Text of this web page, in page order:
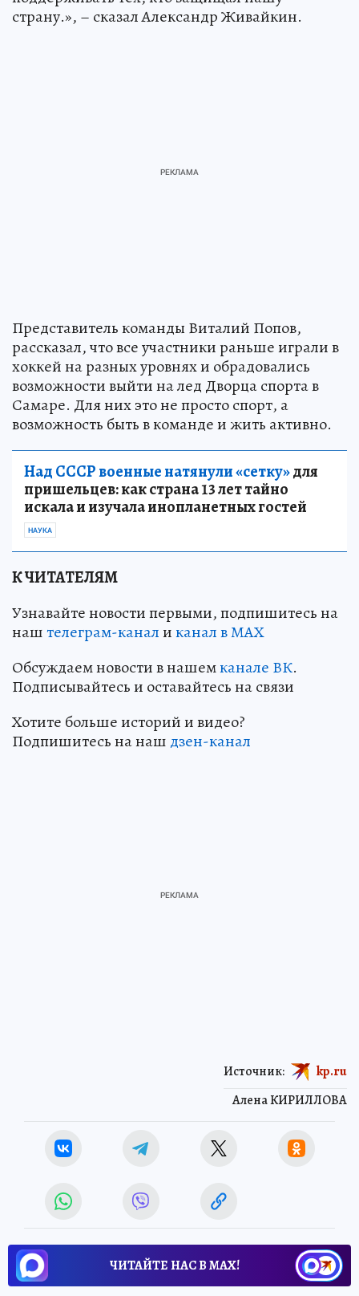
страну.», – сказал Александр Живайкин.
Представитель команды Виталий Попов,
рассказал, что все участники раньше играли в
хоккей на разных уровнях и обрадовались
возможности выйти на лед Дворца спорта в
Самаре. Для них это не просто спорт, а
возможность быть в команде и жить активно.
Над СССР военные натянули «сетку»для
пришельцев: как страна 13 лет тайно
искала и изучала инопланетных гостей
НАУКА
К ЧИТАТЕЛЯМ
Узнавайте новости первыми, подпишитесь на
наштелеграм-каналиканал в МАХ
Обсуждаем новости в нашемканале ВК.
Подписывайтесь и оставайтесь на связи
Хотите больше историй и видео?
Подпишитесь на наш дзен-канал
Алена КИРИЛЛОВА
Источник: kp.ru
ЧИТАЙТЕ НАС В МАХ!